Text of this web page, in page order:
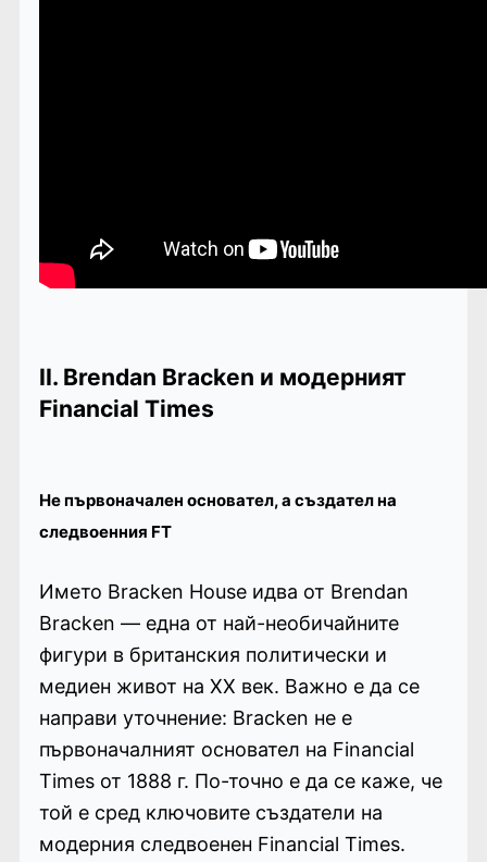
II. Brendan Bracken и модерният
Financial Times
Не първоначален основател, а създател на
следвоенния FT
Името Bracken House идва от Brendan
Bracken — една от най-необичайните
фигури в британския политически и
медиен живот на XX век. Важно е да се
направи уточнение: Bracken не е
първоначалният основател на Financial
Times от 1888 г. По-точно е да се каже, че
той е сред ключовите създатели на
модерния следвоенен Financial Times.